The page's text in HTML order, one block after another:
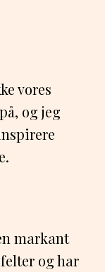
vores
og jeg
markant
og har